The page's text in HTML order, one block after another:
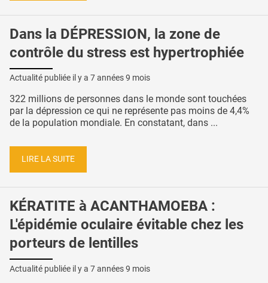
Dans la DÉPRESSION, la zone de
contrôle du stress est hypertrophiée
Actualité publiée il y a 7 années 9 mois
322 millions de personnes dans le monde sont touchées
par la dépression ce qui ne représente pas moins de 4,4%
de la population mondiale. En constatant, dans ...
LIRE LA SUITE
KÉRATITE à ACANTHAMOEBA :
L'épidémie oculaire évitable chez les
porteurs de lentilles
Actualité publiée il y a 7 années 9 mois